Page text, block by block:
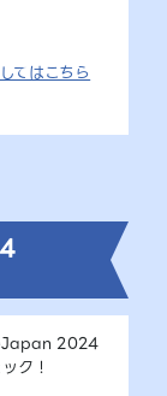
てはこちら
2024
ク！